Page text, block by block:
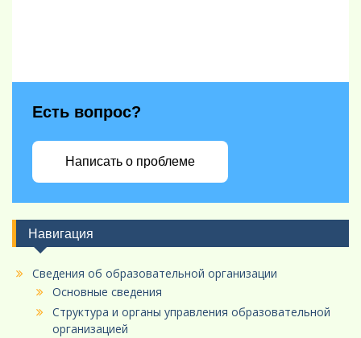
Есть вопрос?
Написать о проблеме
Навигация
Сведения об образовательной организации
Основные сведения
Структура и органы управления образовательной
организацией